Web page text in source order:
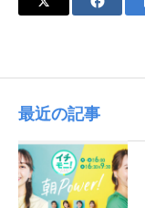
最近の記事